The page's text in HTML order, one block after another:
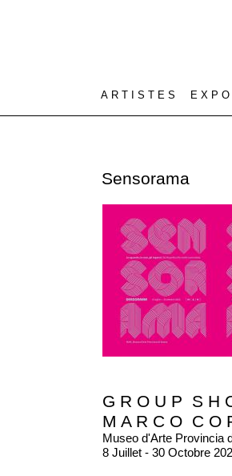
E X P
G R O U P S H
M A R C O C O
Museo d'Arte Provincia
8 Juillet - 30 Octobre
Sensorama
A R T I S T E S